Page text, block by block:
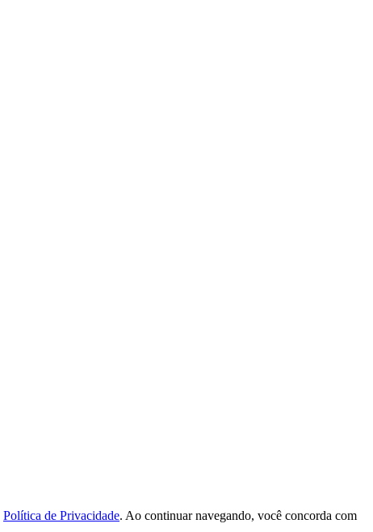
Política de Privacidade. Ao continuar navegando, você concorda com